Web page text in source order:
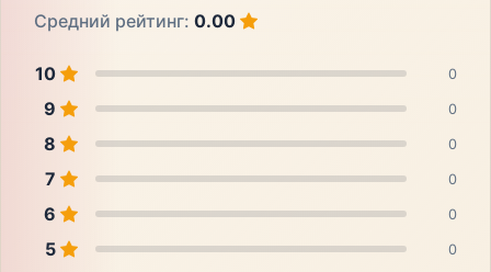
Средний рейтинг: 0.00
10 0
9 0
8 0
7 0
6 0
5 0